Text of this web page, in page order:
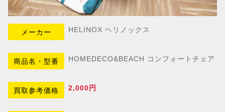
メーカー HELINOX ヘリノックス
商品名・型番 HOMEDECO&BEACH コンフォートチェア
買取参考価格 2,000円